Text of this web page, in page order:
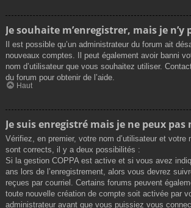
Je souhaite m’enregistrer, mais je n’y
Il est possible qu’un administrateur du forum ait
nouveaux comptes. Il peut également avoir banni
nom d’utilisateur que vous souhaitez utiliser.
du forum pour obtenir de l’aide.
Haut
Je suis enregistré mais je ne peux pas
Vérifiez, en premier, votre nom d’utilisateur et votre
sont corrects, il y a deux possibilités :
Si la gestion COPPA est active et si vous avez
ans lors de l’enregistrement, alors vous devrez
reçues par courriel. Certains forums peuvent
toute nouvelle création de compte soit activée par
administrateur avant que vous puissiez vous